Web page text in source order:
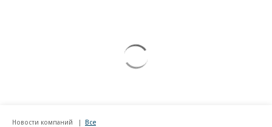
Новости компаний Все